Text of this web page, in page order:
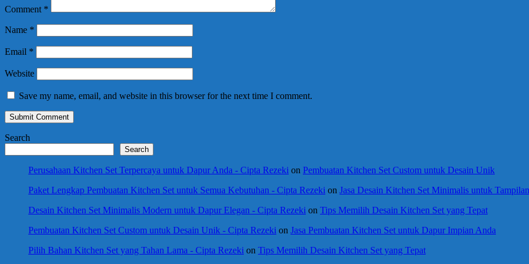
Comment *
Name *
Email *
Website
Save my name, email, and website in this browser for the next time I comment.
Search
Search
Perusahaan Kitchen Set Terpercaya untuk Dapur Anda - Cipta Rezeki on Pembuatan Kitchen Set Custom untuk Desain Unik
Paket Lengkap Pembuatan Kitchen Set untuk Semua Kebutuhan - Cipta Rezeki on Jasa Desain Kitchen Set Minimalis untuk
Desain Kitchen Set Minimalis Modern untuk Dapur Elegan - Cipta Rezeki on Tips Memilih Desain Kitchen Set yang Tepat
Pembuatan Kitchen Set Custom untuk Desain Unik - Cipta Rezeki on Jasa Pembuatan Kitchen Set untuk Dapur Impian Anda
Pilih Bahan Kitchen Set yang Tahan Lama - Cipta Rezeki on Tips Memilih Desain Kitchen Set yang Tepat